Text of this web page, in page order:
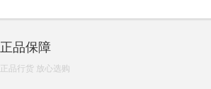
正品保障
正品行货 放心选购